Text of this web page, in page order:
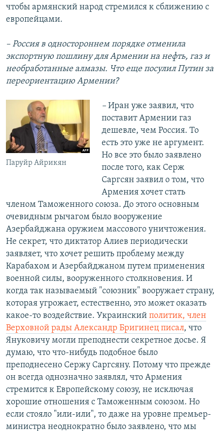
чтобы армянский народ стремился к сближению с
европейцами.
– Россия в одностороннем порядке отменила
экспортную пошлину для Армении на нефть, газ и
необработанные алмазы. Что еще посулил Путин за
переориентацию Армении?
Паруйр Айрикян
– Иран уже заявил, что
поставит Армении газ
дешевле, чем Россия. То
есть это уже не аргумент.
Но все это было заявлено
после того, как Серж
Саргсян заявил о том, что
Армения хочет стать
членом Таможенного союза. До этого основным
очевидным рычагом было вооружение
Азербайджана оружием массового уничтожения.
Не секрет, что диктатор Алиев периодически
заявляет, что хочет решить проблему между
Карабахом и Азербайджаном путем применения
военной силы, вооруженного столкновения. И
когда так называемый "союзник" вооружает страну,
которая угрожает, естественно, это может оказать
какое-то воздействие. Украинский политик, член
Верховной рады Александр Бригинец писал, что
Януковичу могли преподнести секретное досье. Я
думаю, что что-нибудь подобное было
преподнесено Сержу Саргсяну. Потому что прежде
он всегда однозначно заявлял, что Армения
стремится к Европейскому союзу, не исключая
хорошие отношения с Таможенным союзом. Но
если стояло "или-или", то даже на уровне премьер-
министра неоднократно было заявлено, что мы